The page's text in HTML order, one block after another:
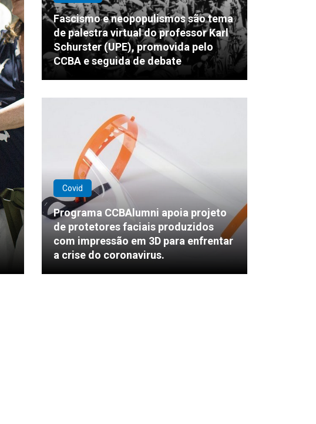
Fascismo e neopopulismos são tema
de palestra virtual do professor Karl
Schurster (UPE), promovida pelo
CCBA e seguida de debate
Covid
Programa CCBAlumni apoia projeto
de protetores faciais produzidos
com impressão em 3D para enfrentar
a crise do coronavirus.